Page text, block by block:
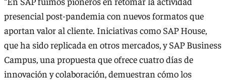
presencial post-pandemia con nuevos formatos que
aportan valor al cliente. Iniciativas como SAP House,
que ha sido replicada en otros mercados, y SAP Business
Campus, una propuesta que ofrece cuatro días de
innovación y colaboración, demuestran cómo los